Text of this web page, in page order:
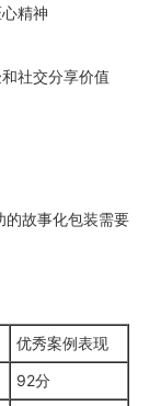
精神
社交分享价值
故事化包装需要
优秀案例表现
92分